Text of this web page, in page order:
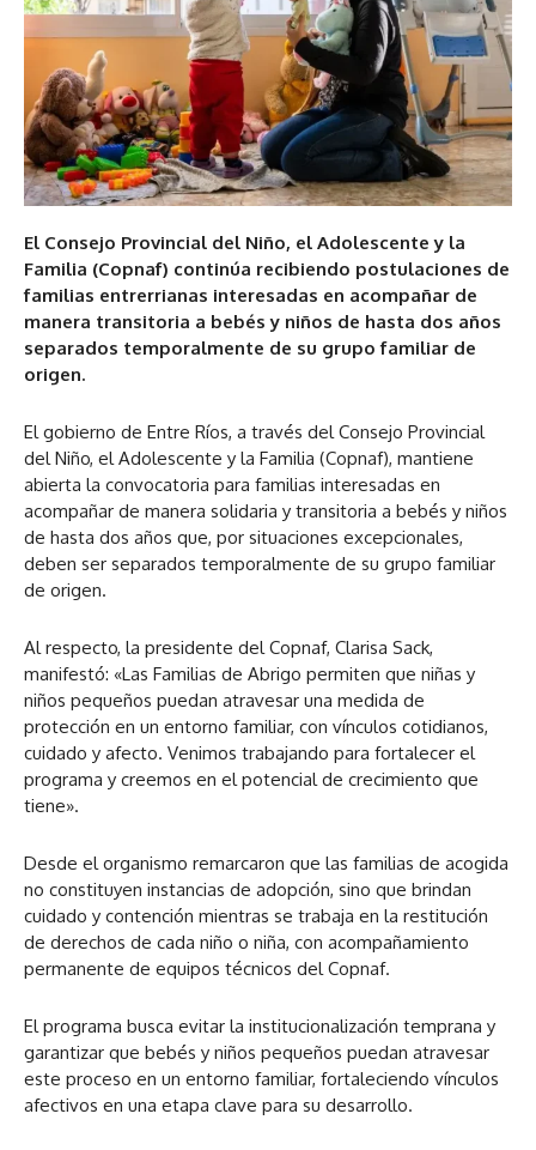
El Consejo Provincial del Niño, el Adolescente y la
Familia (Copnaf) continúa recibiendo postulaciones de
familias entrerrianas interesadas en acompañar de
manera transitoria a bebés y niños de hasta dos años
separados temporalmente de su grupo familiar de
origen.
El gobierno de Entre Ríos, a través del Consejo Provincial
del Niño, el Adolescente y la Familia (Copnaf), mantiene
abierta la convocatoria para familias interesadas en
acompañar de manera solidaria y transitoria a bebés y niños
de hasta dos años que, por situaciones excepcionales,
deben ser separados temporalmente de su grupo familiar
de origen.
Al respecto, la presidente del Copnaf, Clarisa Sack,
manifestó: «Las Familias de Abrigo permiten que niñas y
niños pequeños puedan atravesar una medida de
protección en un entorno familiar, con vínculos cotidianos,
cuidado y afecto. Venimos trabajando para fortalecer el
programa y creemos en el potencial de crecimiento que
tiene».
Desde el organismo remarcaron que las familias de acogida
no constituyen instancias de adopción, sino que brindan
cuidado y contención mientras se trabaja en la restitución
de derechos de cada niño o niña, con acompañamiento
permanente de equipos técnicos del Copnaf.
El programa busca evitar la institucionalización temprana y
garantizar que bebés y niños pequeños puedan atravesar
este proceso en un entorno familiar, fortaleciendo vínculos
afectivos en una etapa clave para su desarrollo.